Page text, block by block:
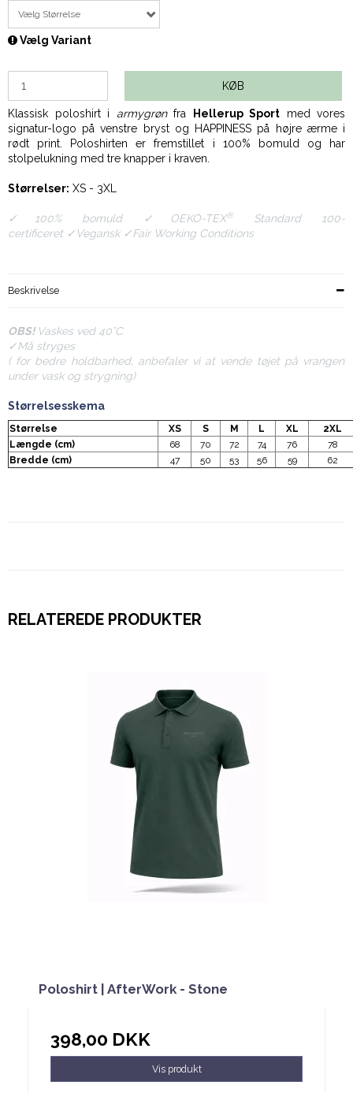
Vælg Størrelse
Vælg Variant
KØB
Klassisk poloshirt i armygrønfra Hellerup Sport med vores
signatur-logo på venstre bryst og HAPPINESS på højre ærme i
rødt print. Poloshirten er fremstillet i 100% bomuld
og har
stolpelukning med tre knapper i kraven.
Størrelser: XS - 3XL
✓100% bomuld ✓OEKO-TEX®Standard 100-
certificeret ✓Vegansk ✓Fair Working Conditions
Beskrivelse
OBS! Vaskes ved 40°C
✓Må stryges
( for bedre holdbarhed, anbefaler vi at vende tøjet på vrangen
under vask og strygning)
Størrelsesskema
Størrelse XS S M L XL
2XL
Længde (cm)
68 70 72 74 76
78
Bredde (cm)
47 50 53 56 59 62
RELATEREDE PRODUKTER
Poloshirt | AfterWork - Stone
398,00 DKK
Vis produkt